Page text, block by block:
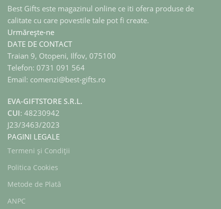
Best Gifts este magazinul online ce iti ofera produse de
calitate cu care povestile tale pot fi create.
Urmărește-ne
DATE DE CONTACT
Traian 9, Otopeni, Ilfov, 075100
Telefon: 0731 091 564
Email: comenzi@best-gifts.ro
EVA-GIFTSTORE S.R.L.
CUI: 48230942
J23/3463/2023
PAGINI LEGALE
Termeni și Condiții
Politica Cookies
Metode de Plată
ANPC